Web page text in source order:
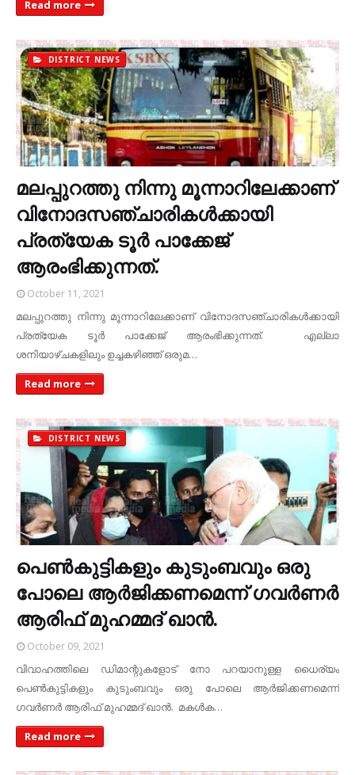
Read more
DISTRICT NEWS
മലപ്പുറത്തു നിന്നു മൂന്നാറിലേക്കാണ്
വിനോദസഞ്ചാരികള്‍ക്കായി
പ്രത്യേക ടൂര്‍ പാക്കേജ്
ആരംഭിക്കുന്നത്.
October 11, 2021
മലപ്പുറത്തു നിന്നു മൂന്നാറിലേക്കാണ് വിനോദസഞ്ചാരികള്‍ക്കായി
പ്രത്യേക ടൂര്‍ പാക്കേജ് ആരംഭിക്കുന്നത്. എല്ലാ
ശനിയാഴ്ചകളിലും ഉച്ചകഴിഞ്ഞ് ഒരുമ…
Read more
DISTRICT NEWS
പെണ്‍കുട്ടികളും കുടുംബവും ഒരു
പോലെ ആര്‍ജിക്കണമെന്ന് ഗവര്‍ണര്‍
ആരിഫ് മുഹമ്മദ് ഖാന്‍.
October 09, 2021
വിവാഹത്തിലെ ഡിമാന്റുകളോട് നോ പറയാനുള്ള ധൈര്യം
പെണ്‍കുട്ടികളും കുടുംബവും ഒരു പോലെ ആര്‍ജിക്കണമെന്ന്
ഗവര്‍ണര്‍ ആരിഫ് മുഹമ്മദ് ഖാന്‍. മകള്‍ക…
Read more